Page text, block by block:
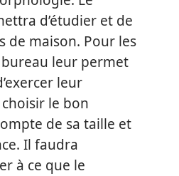
d’étudier et de
de maison. Pour les
leur permet
leur
le bon
de sa taille et
Il faudra
à ce que le